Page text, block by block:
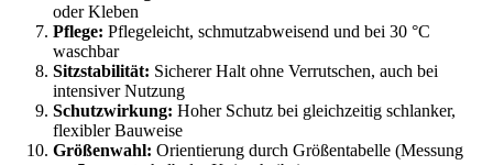
oder Kleben
Pflege: Pflegeleicht, schmutzabweisend und bei 30 °C
waschbar
Sitzstabilität: Sicherer Halt ohne Verrutschen, auch bei
intensiver Nutzung
Schutzwirkung: Hoher Schutz bei gleichzeitig schlanker,
flexibler Bauweise
Größenwahl: Orientierung durch Größentabelle (Messung